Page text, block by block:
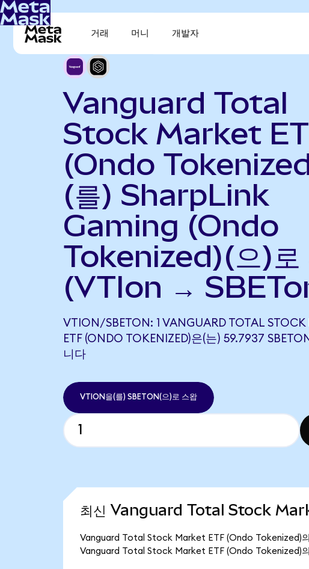
거래 머니 개발자
Vanguard Total
Stock Market
(Ondo
(를) SharpLink
Gaming (Ondo
Tokenized)(으)로
(VTIon →
VTION/SBETON: 1 VANGUARD TOTAL STOCK
ETF (ONDO TOKENIZED)은(는) 59.7937
니다
VTION을(를) SBETON(으)로 스왑
최신 Vanguard Total Stock
Vanguard Total Stock Market ETF (Ondo Tokenized)
Vanguard Total Stock Market ETF (Ondo Tokenized)